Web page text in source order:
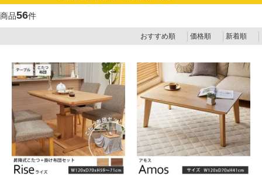
商品56件
おすすめ順 価格順 新着順